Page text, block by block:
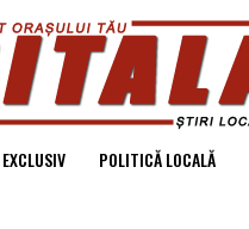
EXCLUSIV POLITICĂ LOCALĂ